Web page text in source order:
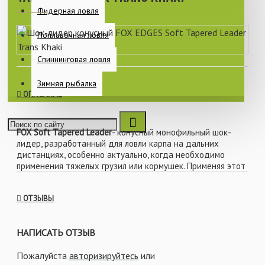
Фидерная ловля
Поплавочная ловля
Спиннинговая ловля
Зимняя рыбалка
ОПИСАНИЕ
FOX Soft Tapered Leader- конусный монофильный шок-
лидер, разработанный для ловли карпа на дальних
дистанциях, особенно актуально, когда необходимо
применения тяжелых грузил или кормушек. Применяя этот
лидер, не давая леске порваться.
Конусный моно лидер FOX Tapered Leader идет длиной 12
метров, постепенно увеличивается в диаметре от точки
соединения с основной леской к оснастке, в результате
ОТЗЫВЫ
НАПИСАТЬ ОТЗЫВ
Пожалуйста авторизируйтесь или